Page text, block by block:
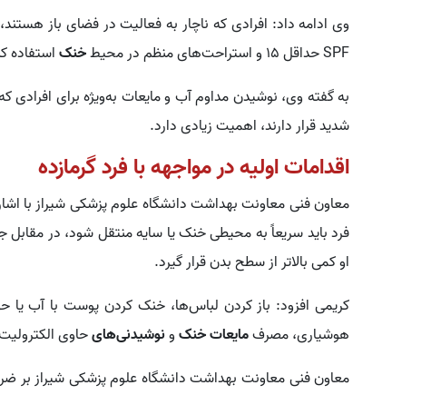
وی ادامه داد: افرادی که ناچار به فعالیت در فضای باز هستند،
SPF حداقل ۱۵ و استراحت‌های منظم در محیط
خنکاستفاده
به گفته وی، نوشیدن مداوم آب و مایعات به‌ویژه برای
شدید قرار دارند، اهمیت زیادی دارد.
اقدامات اولیه در مواجهه با فرد گرمازده
معاون فنی معاونت بهداشت دانشگاه علوم پزشکی شیراز با
فرد باید سریعاً به محیطی خنک یا سایه منتقل شود، در مقابل
او کمی بالاتر از سطح بدن قرار گیرد.
کریمی افزود: باز کردن لباس‌ها، خنک کردن پوست با آب
هوشیاری، مصرفمایعات خنکونوشیدنی‌هایحاوی
معاون فنی معاونت بهداشت دانشگاه علوم پزشکی شیراز